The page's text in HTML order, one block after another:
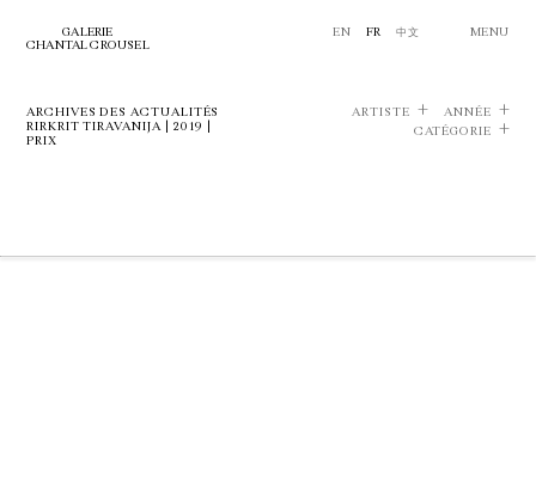
GALERIE
CHANTAL CROUSEL
EN FR 中文 MENU
ARCHIVES DES ACTUALITÉS
RIRKRIT TIRAVANIJA | 2019 |
PRIX
ARTISTE
ANNÉE
CATÉGORIE